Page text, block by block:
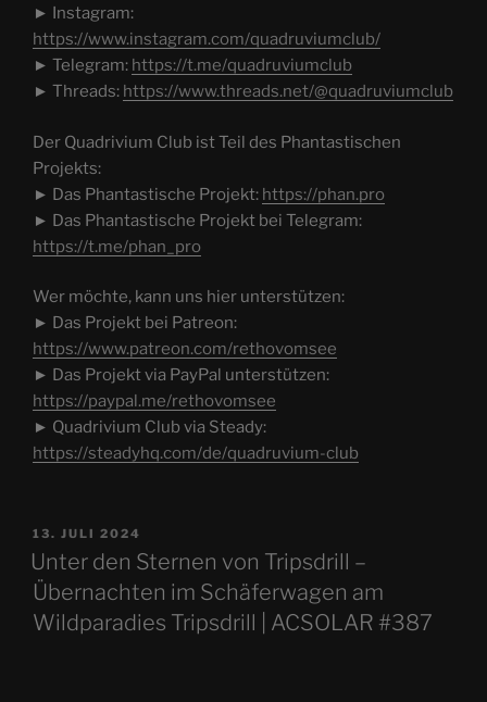
► Instagram:
https://www.instagram.com/quadruviumclub/
► Telegram: https://t.me/quadruviumclub
► Threads: https://www.threads.net/@quadruviumclub
Der Quadrivium Club ist Teil des Phantastischen
Projekts:
► Das Phantastische Projekt: https://phan.pro
► Das Phantastische Projekt bei Telegram:
https://t.me/phan_pro
Wer möchte, kann uns hier unterstützen:
► Das Projekt bei Patreon:
https://www.patreon.com/rethovomsee
► Das Projekt via PayPal unterstützen:
https://paypal.me/rethovomsee
► Quadrivium Club via Steady:
https://steadyhq.com/de/quadruvium-club
VERÖFFENTLICHT
AM
13. JULI 2024
Unter den Sternen von Tripsdrill –
Übernachten im Schäferwagen am
Wildparadies Tripsdrill | ACSOLAR #387